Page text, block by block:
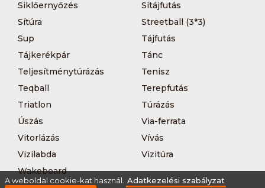
Siklőernyőzés
Sítájfutás
Sítúra
Streetball (3*3)
Sup
Tájfutás
Tájkerékpár
Tánc
Teljesítménytúrázás
Tenisz
Teqball
Terepfutás
Triatlon
Túrázás
Úszás
Via-ferrata
Vitorlázás
Vívás
Vizilabda
Vizitúra
Wakeboard
A weboldal cookie-kat használ. Adatkezelési szabályzat